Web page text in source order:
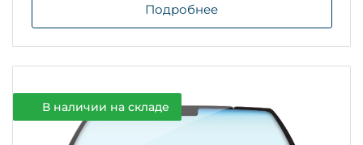
Подробнее
В наличии на складе